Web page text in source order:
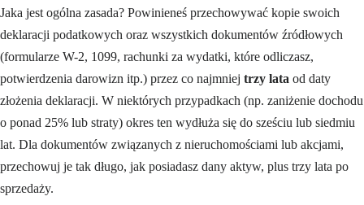
Jaka jest ogólna zasada? Powinieneś przechowywać kopie swoich
deklaracji podatkowych oraz wszystkich dokumentów źródłowych
(formularze W-2, 1099, rachunki za wydatki, które odliczasz,
potwierdzenia darowizn itp.) przez co najmniej trzy lata od daty
złożenia deklaracji. W niektórych przypadkach (np. zaniżenie dochodu
o ponad 25% lub straty) okres ten wydłuża się do sześciu lub siedmiu
lat. Dla dokumentów związanych z nieruchomościami lub akcjami,
przechowuj je tak długo, jak posiadasz dany aktyw, plus trzy lata po
sprzedaży.